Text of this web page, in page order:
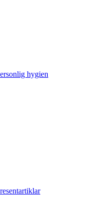
hygien